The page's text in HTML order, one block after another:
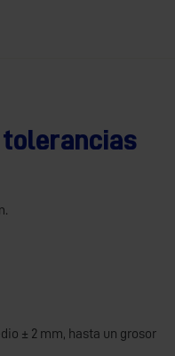
tolerancias
± 2 mm, hasta un grosor